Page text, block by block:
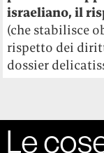
israeliano, il
(che stabilisce
rispetto dei
dossier
Le